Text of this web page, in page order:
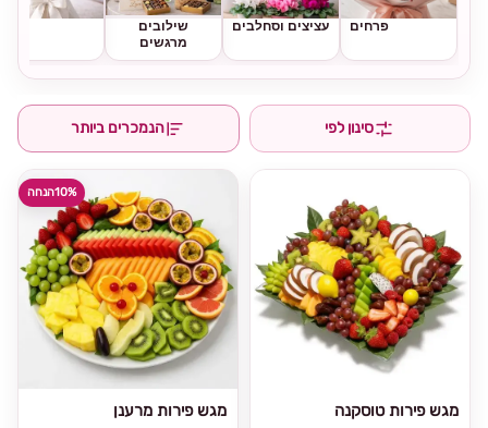
פרחים עציצים וסחלבים
שילובים
מרגשים
סינון לפי הנמכרים ביותר
10%הנחה
מגש פירות מרענן מגש פירות טוסקנה